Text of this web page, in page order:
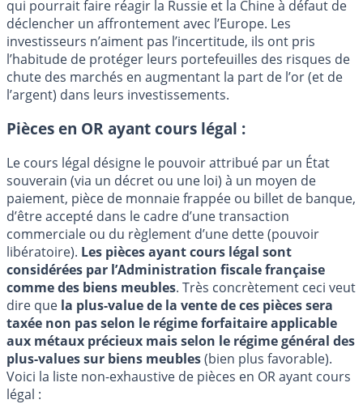
qui pourrait faire réagir la Russie et la Chine à défaut de
déclencher un affrontement avec l’Europe. Les
investisseurs n’aiment pas l’incertitude, ils ont pris
l’habitude de protéger leurs portefeuilles des risques de
chute des marchés en augmentant la part de l’or (et de
l’argent) dans leurs investissements.
Pièces en OR ayant cours légal :
Le cours légal désigne le pouvoir attribué par un État
souverain (via un décret ou une loi) à un moyen de
paiement, pièce de monnaie frappée ou billet de banque,
d’être accepté dans le cadre d’une transaction
commerciale ou du règlement d’une dette (pouvoir
libératoire). Les pièces ayant cours légal sont
considérées par l’Administration fiscale française
comme des biens meubles. Très concrètement ceci veut
dire que la plus-value de la vente de ces pièces sera
taxée non pas selon le régime forfaitaire applicable
aux métaux précieux mais selon le régime général des
plus-values sur biens meubles(bien plus favorable).
Voici la liste non-exhaustive de pièces en OR ayant cours
légal :